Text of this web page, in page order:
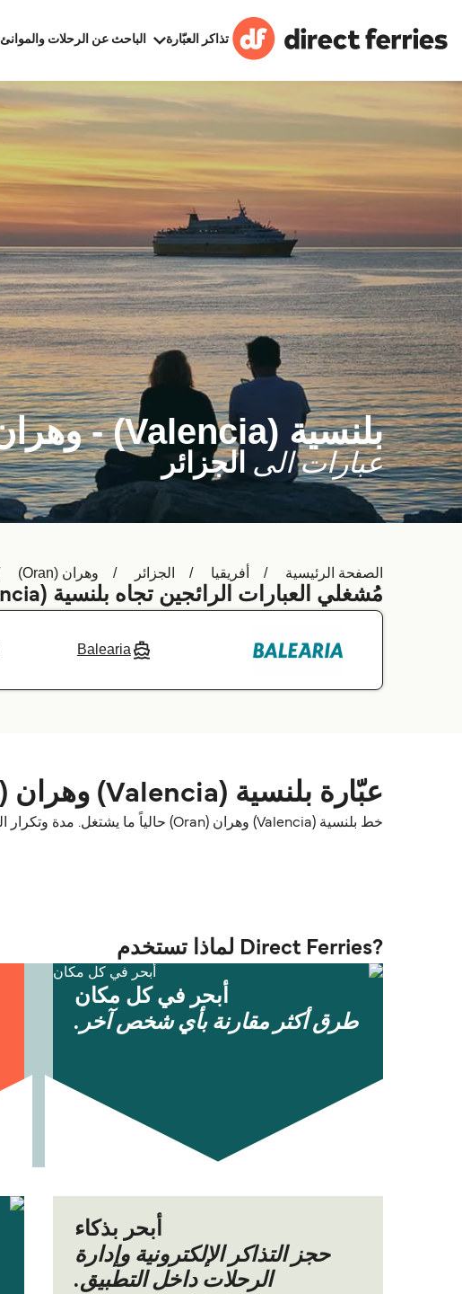
تذاكر العبّارة الباحث عن الرحلات والموانئ
بلنسية (Valencia) - وهران (Oran)
عبارات الى الجزائر
الصفحة الرئيسية أفريقيا الجزائر وهران (Oran)
مُشغلي العبارات الرائجين تجاه بلنسية (Valencia) -
Balearia
عبّارة بلنسية (Valencia) وهران (Oran)
خط بلنسية (Valencia) وهران (Oran) حالياً ما يشتغل. مدة وتكرار الرحلات ممكن تختلف حسب الموسم. شوف Direct Ferries Deal Finder للخطوط البديلة وقارن الأسعار والمواعيد.
?Direct Ferries لماذا تستخدم
أبحر في كل مكان
طرق أكثر مقارنة بأي شخص آخر.
أبحر بذكاء
حجز التذاكر الإلكترونية وإدارة
الرحلات داخل التطبيق.